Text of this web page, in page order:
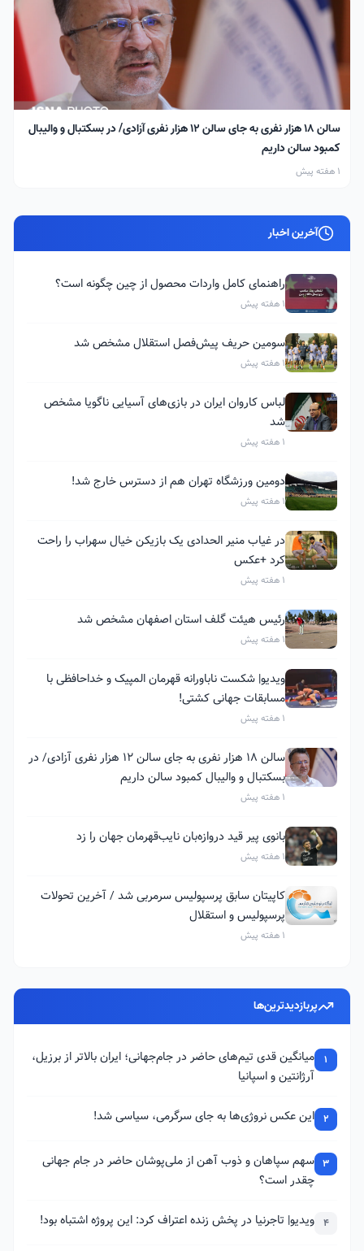
سالن ۱۸ هزار نفری به جای سالن ۱۲ هزار نفری آزادی/ در بسکتبال و والیبال
کمبود سالن داریم
1 هفته پیش
آخرین اخبار
راهنمای کامل واردات محصول از چین چگونه است؟
1 هفته پیش
سومین حریف پیش‌فصل استقلال مشخص شد
1 هفته پیش
لباس کاروان ایران در بازی‌های آسیایی ناگویا مشخص
شد
1 هفته پیش
دومین ورزشگاه تهران هم از دسترس خارج شد!
1 هفته پیش
در غیاب منیر الحدادی یک بازیکن خیال سهراب را راحت
کرد +عکس
1 هفته پیش
رئیس هیئت گلف استان اصفهان مشخص شد
1 هفته پیش
ویدیو| شکست ناباورانه قهرمان المپیک و خداحافظی با
مسابقات جهانی کشتی!
1 هفته پیش
سالن ۱۸ هزار نفری به جای سالن ۱۲ هزار نفری آزادی/ در
بسکتبال و والیبال کمبود سالن داریم
1 هفته پیش
بانوی پیر قید دروازه‌بان نایب‌قهرمان جهان را زد
1 هفته پیش
کاپیتان سابق پرسپولیس سرمربی شد / آخرین تحولات
پرسپولیس و استقلال
1 هفته پیش
پربازدیدترین‌ها
1
میانگین قدی تیم‌های حاضر در جام‌جهانی؛ ایران بالاتر از برزیل،
آرژانتین و اسپانیا
2 این عکس نروژی‌ها به جای سرگرمی، سیاسی شد!
3 سهم سپاهان و ذوب آهن از ملی‌پوشان حاضر در جام جهانی
چقدر است؟
4 ویدیو| تاجرنیا در پخش زنده اعتراف کرد: این پروژه اشتباه بود!